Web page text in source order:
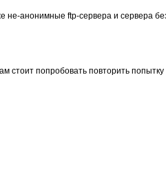
не-анонимные ftp-сервера и сервера
стоит попробовать повторить попытку